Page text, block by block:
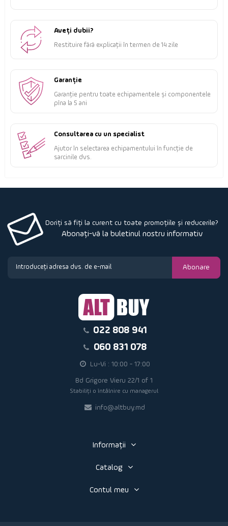
Aveți dubii?
Restituire fără explicații în termen de 14 zile
Garanție
Garanție pentru toate echipamentele și componentele
pîna la 5 ani
Consultarea cu un specialist
Ajutor în selectarea echipamentului în funcție de
sarcinile dvs.
Doriți să fiți la curent cu toate promoțiile și reducerile?
Abonați-vă la buletinul nostru informativ
Abonare
022 808 941
060 831 078
Lu-Vi : 10:00 - 17:00
Bd Grigore Vieru 22/1 of 1
Stabiliți o întâlnire cu managerul
info@altbuy.md
Informaţii
Catalog
Contul meu